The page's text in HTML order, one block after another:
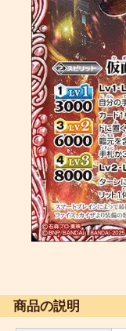
商品の説明